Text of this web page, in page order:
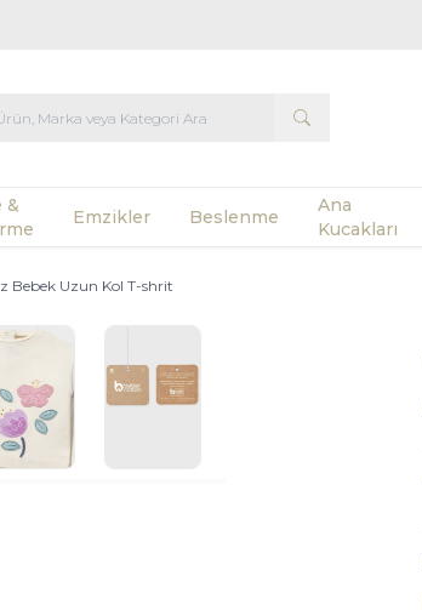
&
Emzikler Beslenme
Ana
Kucakları
Bebek Uzun Kol T-shrit